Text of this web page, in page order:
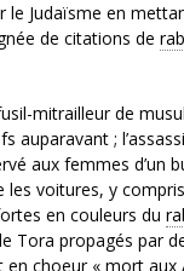
Judaïsme en
de citations de
mitrailleur de
;
aux femmes d’un
voitures, y
en couleurs du
Tora propagés par
choeur « mort